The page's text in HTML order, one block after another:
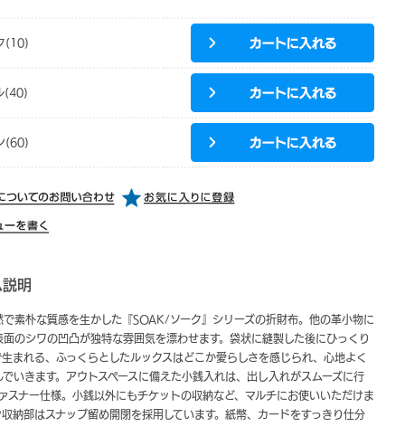
(10)
(40)
(60)
説明
で素朴な質感を生かした『SOAK/ソーク』シリーズの折財布。他の革小物に
面のシワの凹凸が独特な雰囲気を漂わせます。袋状に縫製した後にひっくり
まれる、ふっくらとしたルックスはどこか愛らしさを感じられ、心地よく
いきます。アウトスペースに備えた小銭入れは、出し入れがスムーズに行
スナー仕様。小銭以外にもチケットの収納など、マルチにお使いいただけま
収納部はスナップ留め開閉を採用しています。紙幣、カードをすっきり仕分